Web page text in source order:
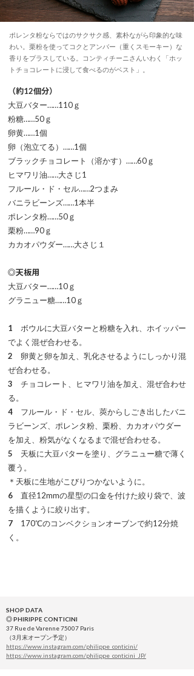
ポレンタ粉ならではのサクサク感、素朴ながら印象的な味
わい。栗粉を使ってコクとアンバー（重くスモーキー）な
香りをプラスしている。コンティチーニさんいわく「ホッ
トチョコレートに浸して食べるのがベスト」。
（約12個分）
大豆バター……110ｇ
粉糖……50ｇ
卵黄……1個
卵（泡立てる）……1個
ブラックチョコレート（溶かす）……60ｇ
ヒマワリ油……大さじ1
フルール・ド・セル……2つまみ
バニラビーンズ……1本半
ポレンタ粉……50ｇ
栗粉……90ｇ
カカオパウダー……大さじ１
◎天板用
大豆バター……10ｇ
グラニュー糖……10ｇ
1 ボウルに大豆バターと粉糖を入れ、ホイッパー
でよく混ぜ合わせる。
2 卵黄と卵を加え、乳化させるようにしっかり混
ぜ合わせる。
3 チョコレート、ヒマワリ油を加え、混ぜ合わせ
る。
4 フルール・ド・セル、莢からしごき出したバニ
ラビーンズ、ポレンタ粉、栗粉、カカオパウダー
を加え、粉気がなくなるまで混ぜ合わせる。
5 天板に大豆バターを塗り、グラニュー糖で薄く
覆う。
＊天板に生地がこびりつかないように。
6 直径12mmの星型の口金を付けた絞り袋で、波
を描くように絞り出す。
7 170℃のコンベクションオーブンで約12分焼
く。
SHOP DATA
◎ PHIRIPPE CONTICINI
37 Rue de Varenne 75007 Paris
（3月末オープン予定）
https://www.instagram.com/philippe_conticini/
https://www.instagram.com/philippe_conticini_JP/